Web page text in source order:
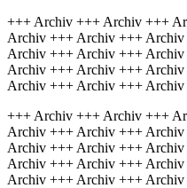
+++ Archiv +++ Archiv +++
Archiv +++ Archiv +++
Archiv +++ Archiv +++
Archiv +++ Archiv +++
Archiv +++ Archiv +++
+++ Archiv +++ Archiv +++
Archiv +++ Archiv +++
Archiv +++ Archiv +++
Archiv +++ Archiv +++
Archiv +++ Archiv +++